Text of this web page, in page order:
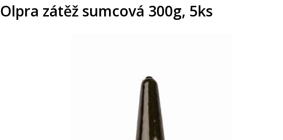
Olpra zátěž sumcová 300g, 5ks